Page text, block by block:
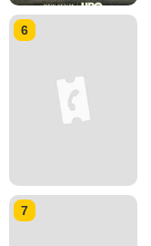
6
7